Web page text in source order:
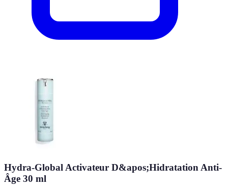
Hydra-Global Activateur D&apos;Hidratation Anti-
Âge 30 ml